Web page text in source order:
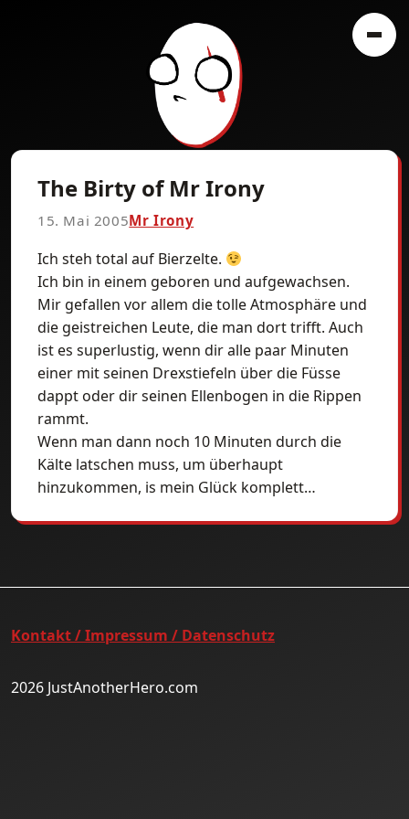
The Birty of Mr Irony
15. Mai 2005Mr Irony
Ich steh total auf Bierzelte.
Ich bin in einem geboren und aufgewachsen.
Mir gefallen vor allem die tolle Atmosphäre und
die geistreichen Leute, die man dort trifft. Auch
ist es superlustig, wenn dir alle paar Minuten
einer mit seinen Drexstiefeln über die Füsse
dappt oder dir seinen Ellenbogen in die Rippen
rammt.
Wenn man dann noch 10 Minuten durch die
Kälte latschen muss, um überhaupt
hinzukommen, is mein Glück komplett…
Kontakt / Impressum / Datenschutz
2026 JustAnotherHero.com